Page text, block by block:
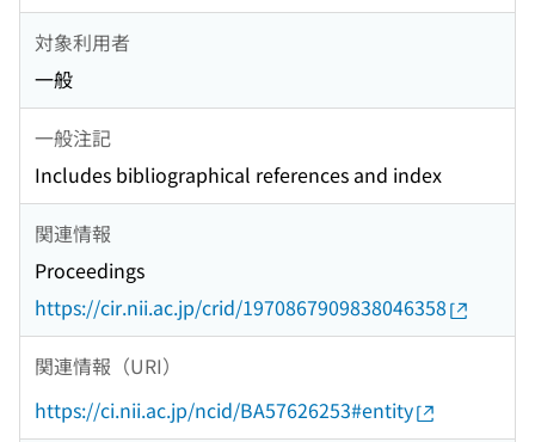
対象利用者
一般
一般注記
Includes bibliographical references and index
関連情報
Proceedings
https://cir.nii.ac.jp/crid/1970867909838046358
関連情報（URI）
https://ci.nii.ac.jp/ncid/BA57626253#entity